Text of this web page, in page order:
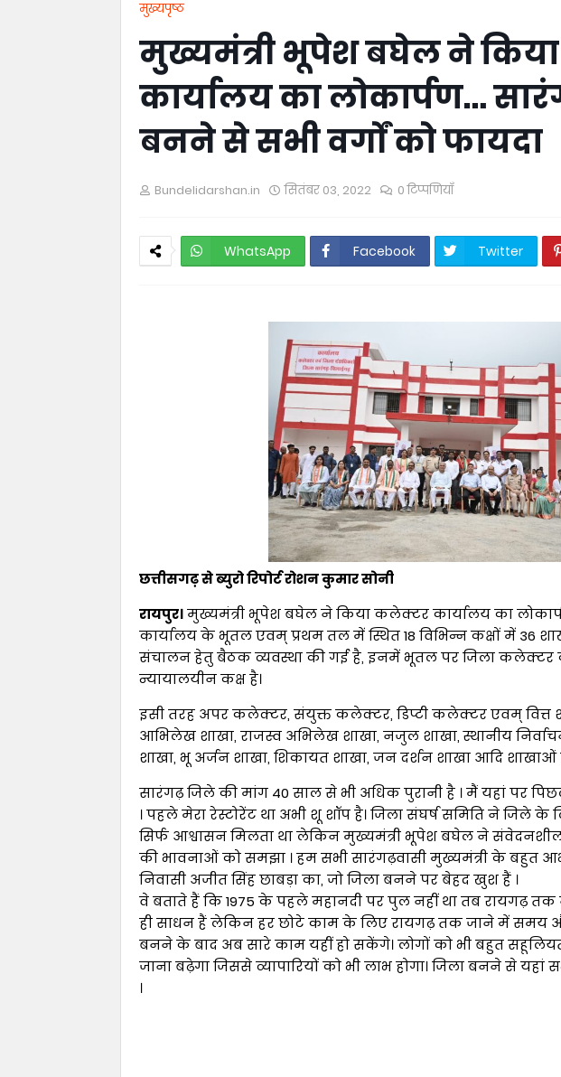
मुख्यपृष्ठ
मुख्यमंत्री भूपेश बघेल ने
कार्यालय का लोकार्पण…
बनने से सभी वर्गों को फायदा
Bundelidarshan.in सितंबर 03, 2022 0 टिप्पणियाँ
WhatsApp Facebook Twitter
छत्तीसगढ़ से ब्युरो रिपोर्ट रोशन कुमार सोनी
रायपुर।मुख्यमंत्री भूपेश बघेल ने किया कलेक्टर कार्यालय का
कार्यालय के भूतल एवम् प्रथम तल में स्थित 18 विभिन्न कक्षों में 36
संचालन हेतु बैठक व्यवस्था की गई है, इनमें भूतल पर जिला कलेक्टर
न्यायालयीन कक्ष है।
इसी तरह अपर कलेक्टर, संयुक्त कलेक्टर, डिप्टी कलेक्टर एवम् वित्त
आभिलेख शाखा, राजस्व अभिलेख शाखा, नजुल शाखा, स्थानीय
शाखा, भू अर्जन शाखा, शिकायत शाखा, जन दर्शन शाखा आदि शाखाओं
सारंगढ़ जिले की मांग 40 साल से भी अधिक पुरानी है । मैं यहां पर
। पहले मेरा रेस्टोरेंट था अभी शू शॉप है। जिला संघर्ष समिति ने जिले
सिर्फ आश्वासन मिलता था लेकिन मुख्यमंत्री भूपेश बघेल ने
की भावनाओं को समझा । हम सभी सारंगढ़वासी मुख्यमंत्री के बहुत
निवासी अजीत सिंह छाबड़ा का, जो जिला बनने पर बेहद खुश हैं ।
वे बताते हैं कि 1975 के पहले महानदी पर पुल नहीं था तब रायगढ़
ही साधन हैं लेकिन हर छोटे काम के लिए रायगढ़ तक जाने में समय और
बनने के बाद अब सारे काम यहीं हो सकेंगे। लोगों को भी बहुत
जाना बढ़ेगा जिससे व्यापारियों को भी लाभ होगा। जिला बनने से यहां
।